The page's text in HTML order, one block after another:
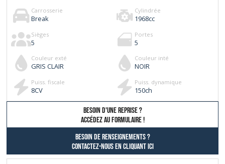
Carrosserie
Break
Cylindrée
1968cc
Sièges
5
Portes
5
Couleur exté
GRIS CLAIR
Couleur inté
NOIR
Puiss. fiscale
8CV
Puiss. dynamique
150ch
besoin d'une reprise ?
AccÉdez au formulaire !
Besoin de renseignements ?
contactez-nous en cliquant ici